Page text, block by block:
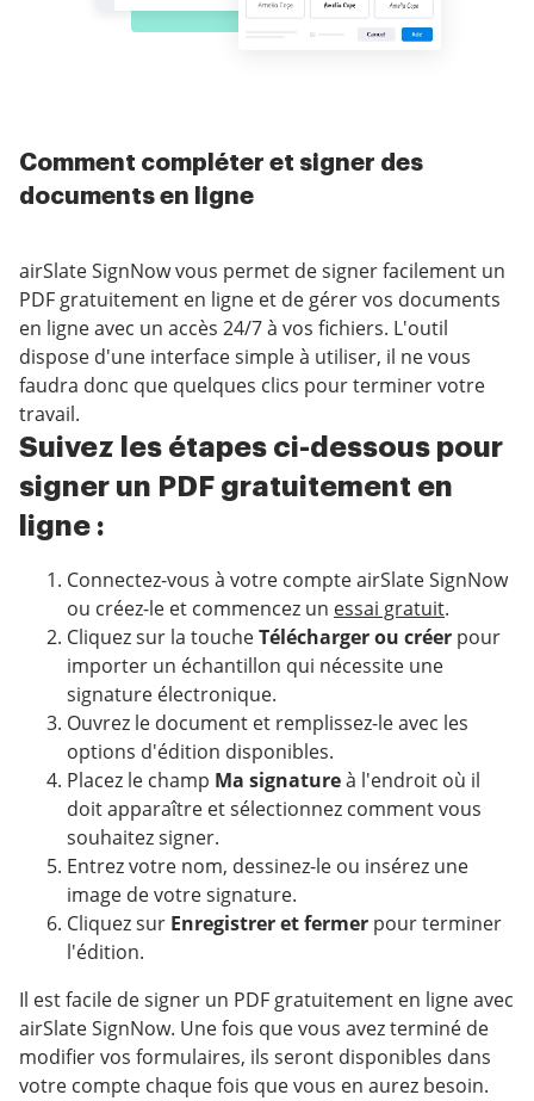
Comment compléter et signer des
documents en ligne
airSlate SignNow vous permet de signer facilement un
PDF gratuitement en ligne et de gérer vos documents
en ligne avec un accès 24/7 à vos fichiers. L'outil
dispose d'une interface simple à utiliser, il ne vous
faudra donc que quelques clics pour terminer votre
travail.
Suivez les étapes ci-dessous pour
signer un PDF gratuitement en
ligne :
Connectez-vous à votre compte airSlate SignNow
ou créez-le et commencez un essai gratuit.
Cliquez sur la toucheTélécharger ou créer pour
importer un échantillon qui nécessite une
signature électronique.
Ouvrez le document et remplissez-le avec les
options d'édition disponibles.
Placez le champ Ma signatureà l'endroit où il
doit apparaître et sélectionnez comment vous
souhaitez signer.
Entrez votre nom, dessinez-le ou insérez une
image de votre signature.
Cliquez sur Enregistrer et fermer pour terminer
l'édition.
Il est facile de signer un PDF gratuitement en ligne avec
airSlate SignNow. Une fois que vous avez terminé de
modifier vos formulaires, ils seront disponibles dans
votre compte chaque fois que vous en aurez besoin.